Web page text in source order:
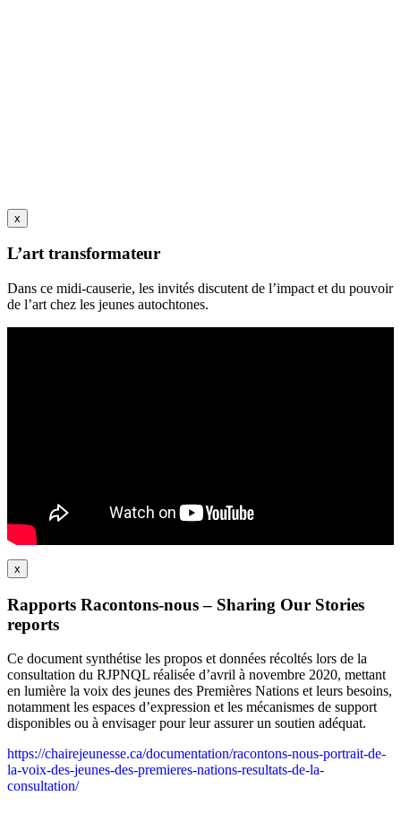
x
L’art transformateur
Dans ce midi-causerie, les invités discutent de l’impact et du pouvoir
de l’art chez les jeunes autochtones.
x
Rapports Racontons-nous – Sharing Our Stories
reports
Ce document synthétise les propos et données récoltés lors de la
consultation du RJPNQL réalisée d’avril à novembre 2020, mettant
en lumière la voix des jeunes des Premières Nations et leurs besoins,
notamment les espaces d’expression et les mécanismes de support
disponibles ou à envisager pour leur assurer un soutien adéquat.
https://chairejeunesse.ca/documentation/racontons-nous-portrait-de-
la-voix-des-jeunes-des-premieres-nations-resultats-de-la-
consultation/